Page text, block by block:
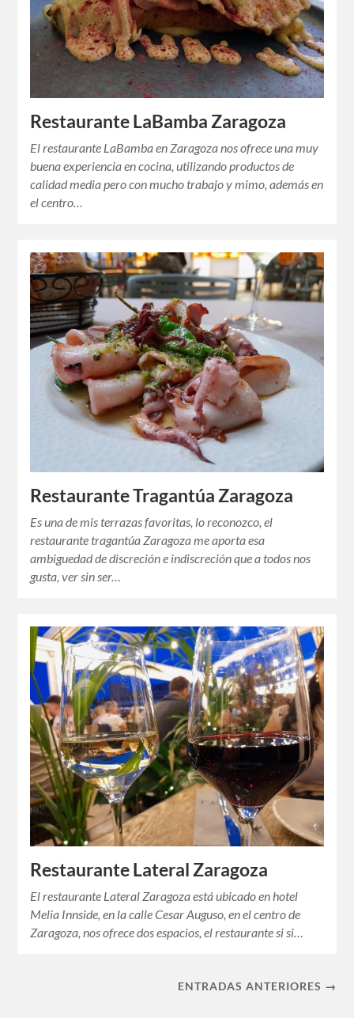
Restaurante LaBamba Zaragoza
El restaurante LaBamba en Zaragoza nos ofrece una muy
buena experiencia en cocina, utilizando productos de
calidad media pero con mucho trabajo y mimo, además en
el centro…
Restaurante Tragantúa Zaragoza
Es una de mis terrazas favoritas, lo reconozco, el
restaurante tragantúa Zaragoza me aporta esa
ambiguedad de discreción e indiscreción que a todos nos
gusta, ver sin ser…
Restaurante Lateral Zaragoza
El restaurante Lateral Zaragoza está ubicado en hotel
Melia Innside, en la calle Cesar Auguso, en el centro de
Zaragoza, nos ofrece dos espacios, el restaurante si si…
ENTRADAS ANTERIORES →